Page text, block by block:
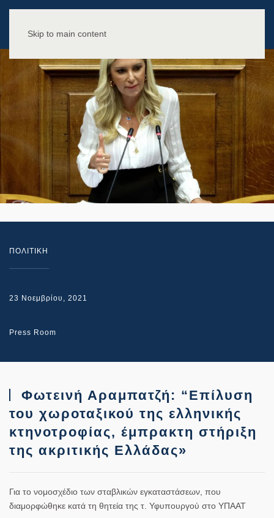
Skip to main content
ΠΟΛΙΤΙΚΗ
23 Νοεμβρίου, 2021
Press Room
Φωτεινή Αραμπατζή: “Επίλυση
του χωροταξικού της ελληνικής
κτηνοτροφίας, έμπρακτη στήριξη
της ακριτικής Ελλάδας»
Για το νομοσχέδιο των σταβλικών εγκαταστάσεων, που
διαμορφώθηκε κατά τη θητεία της τ. Υφυπουργού στο ΥΠΑΑΤ